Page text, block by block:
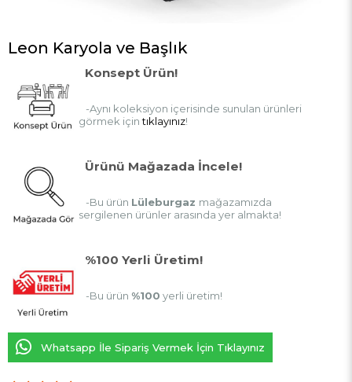
Leon Karyola ve Başlık
Konsept Ürün!
-Aynı koleksiyon içerisinde sunulan ürünleri
görmek içintıklayınız!
Ürünü Mağazada İncele!
-Bu ürün Lüleburgaz mağazamızda
sergilenen ürünler arasında yer almakta!
%100 Yerli Üretim!
-Bu ürün %100 yerli üretim!
Whatsapp İle Sipariş Vermek İçin Tıklayınız